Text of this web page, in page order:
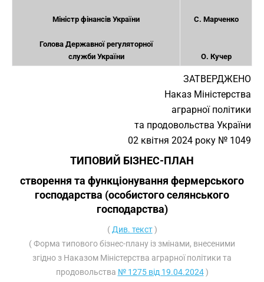
Міністр фінансів України
Голова Державної регуляторної
служби України
С. Марченко
О. Кучер
ЗАТВЕРДЖЕНО
Наказ Міністерства
аграрної політики
та продовольства України
02 квітня 2024 року № 1049
ТИПОВИЙ БІЗНЕС-ПЛАН
створення та функціонування фермерського
господарства (особистого селянського
господарства)
( Див. текст)
( Форма типового бізнес-плану із змінами, внесеними
згідно з Наказом Міністерства аграрної політики та
продовольства № 1275 від 19.04.2024)